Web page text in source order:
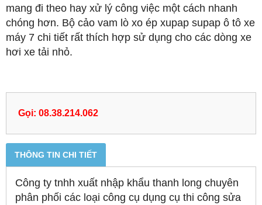
mang đi theo hay xử lý công việc một cách nhanh
chóng hơn. Bộ cảo vam lò xo ép xupap supap ô tô xe
máy 7 chi tiết rất thích hợp sử dụng cho các dòng xe
hơi xe tải nhỏ.
Gọi: 08.38.214.062
THÔNG TIN CHI TIẾT
Công ty tnhh xuất nhập khẩu thanh long chuyên
phân phối các loại công cụ dụng cụ thi công sửa